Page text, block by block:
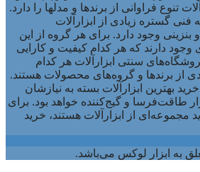
تنوع فراوانی از برندها و مدلها را دارد.
فنی گستره زیادی از ابزارآلات
بنزینی وجود دارد. برای هر گروه از این
وجود دارند که هر کدام کیفیت و کارایی
سنتی ابزارآلات هر کدام
از برندها و گروه‌های محصولات هستند.
بهترین ابزارآلات بسته به نیازشان
طاقت‌فرسا و گیج‌کننده خواهد بود. برای
مجموعه‌ای از ابزارآلات هستند، خرید
به ابزار لوکس می‌باشد.